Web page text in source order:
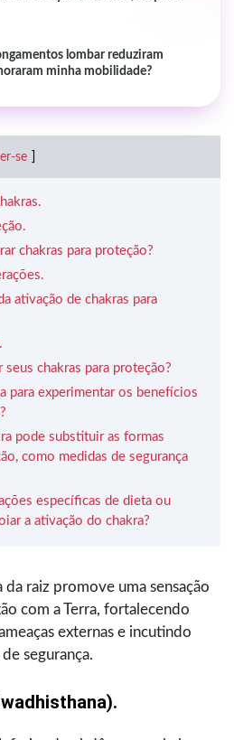
lombar reduziram
minha mobilidade?
se
chakras para proteção?
ativação de chakras para
chakras para proteção?
para experimentar os benefícios
pode substituir as formas
como medidas de segurança
específicas de dieta ou
a ativação do chakra?
raiz promove uma sensação
com a Terra, fortalecendo
externas e incutindo
segurança.